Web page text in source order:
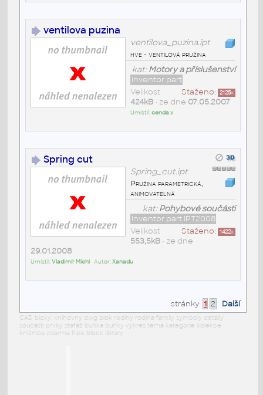
ventilova puzina
ventilova_puzina.ipt
hve - ventilová pružina
kat:Motory a příslušenství
Inventor part
Staženo: 2125x
Velikost
424kB• ze dne 07.05.2007
Umístil:cenda.v
Spring cut
Spring_cut.ipt
Pružina parametrická,
animovatelná
kat:Pohybové součásti
Inventor part IPT2008
Staženo: 1422x
Velikost
553,5kB• ze dne
29.01.2008
Umístil:Vladimír Michl • Autor:Xanadu
stránky: 1 2 Další
CAD bloky: knihovny dwg blok rodiny rodina family symboly detaily
součásti prvky stafáž buňka buňky výkres téma kategorie kolekce
knižnica zdarma free block library